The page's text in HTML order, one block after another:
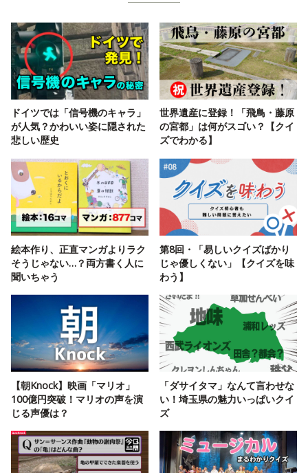
ドイツでは「信号機のキャラ」
が人気？かわいい姿に隠された
悲しい歴史
世界遺産に登録！「飛鳥・藤原
の宮都」は何がスゴい？【クイ
ズでわかる】
絵本作り、正直マンガよりラク
そうじゃない…？両方書く人に
聞いちゃう
第8回・「易しいクイズばかり
じゃ優しくない」【クイズを味
わう】
【朝Knock】映画「マリオ」
100億円突破！マリオの声を演
じる声優は？
「ダサイタマ」なんて言わせな
い！埼玉県の魅力いっぱいクイ
ズ